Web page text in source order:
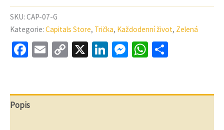
Green
-
CELOROČNÍ
TISK
SKU: CAP-07-G
Kategorie: Capitals Store, Trička, Každodenní život, Zelená
Facebook
EmailCopy
X LinkedIn
Messenger
WhatsApp
Popis